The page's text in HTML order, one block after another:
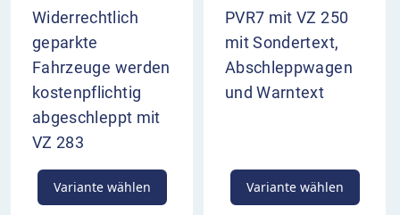
Widerrechtlich
geparkte
Fahrzeuge werden
kostenpflichtig
abgeschleppt mit
VZ 283
Variante wählen
PVR7 mit VZ 250
mit Sondertext,
Abschleppwagen
und Warntext
Variante wählen